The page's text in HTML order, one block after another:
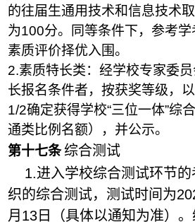
的往届生通用技术和信息技术取
为100分。
同等条件下，参考
素质评价择优入围。
2.素质特长类：经学校专家委
长报名条件者，按获奖等级，
1/2确定获得学校“三位一体”综
通类比例名额），并公示。
第十七条 综合测试
1.进入学校综合测试环节
织的综合测试，测试时间为
月13 日 （具体以通知为准）